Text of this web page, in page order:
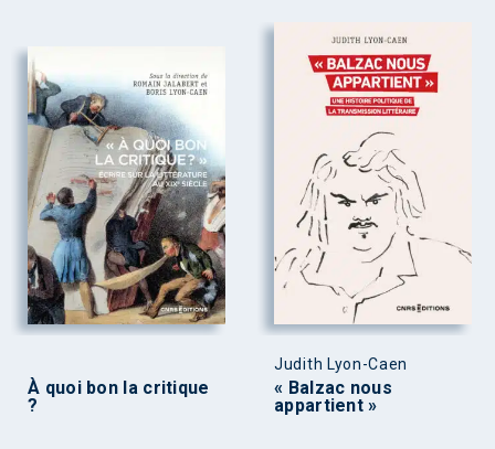
À quoi bon la critique
?
Judith Lyon-Caen
« Balzac nous
appartient »